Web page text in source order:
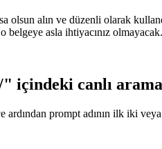
olsun alın ve düzenli olarak
belgeye asla ihtiyacınız olmayacak.
içindeki canlı
ardından prompt adının ilk iki